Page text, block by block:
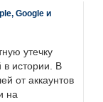
Google и
утечку
истории. В
от аккаунтов
на